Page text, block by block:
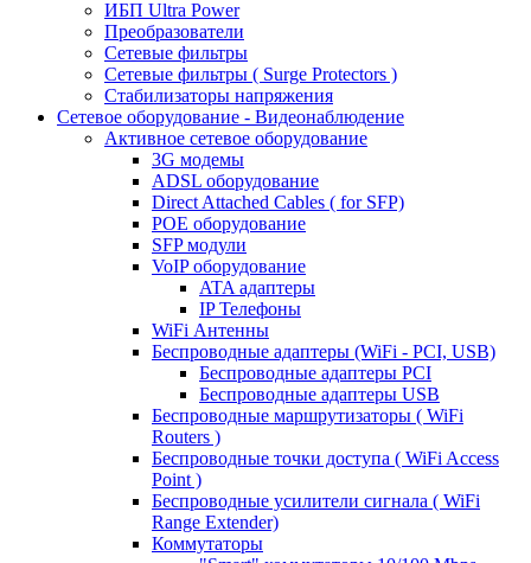
ИБП Ultra Power
Преобразователи
Сетевые фильтры
Сетевые фильтры ( Surge Protectors )
Стабилизаторы напряжения
Сетевое оборудование - Видеонаблюдение
Активное сетевое оборудование
3G модемы
ADSL оборудование
Direct Attached Cables ( for SFP)
POE оборудование
SFP модули
VoIP оборудование
ATA адаптеры
IP Телефоны
WiFi Антенны
Беспроводные адаптеры (WiFi - PCI, USB)
Беспроводные адаптеры PCI
Беспроводные адаптеры USB
Беспроводные маршрутизаторы ( WiFi
Routers )
Беспроводные точки доступа ( WiFi Access
Point )
Беспроводные усилители сигнала ( WiFi
Range Extender)
Коммутаторы